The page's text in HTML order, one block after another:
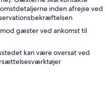
inden afrejse ved
gæster ved ankomst til
kan være oversat ved